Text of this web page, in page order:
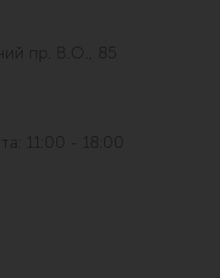
пр. В.О., 85
11:00 - 18:00